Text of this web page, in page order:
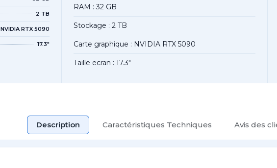
2 TB
NVIDIA RTX 5090
17.3"
RAM : 32 GB
Stockage : 2 TB
Carte graphique : NVIDIA RTX 5090
Taille ecran : 17.3"
Description Caractéristiques Techniques Avis des